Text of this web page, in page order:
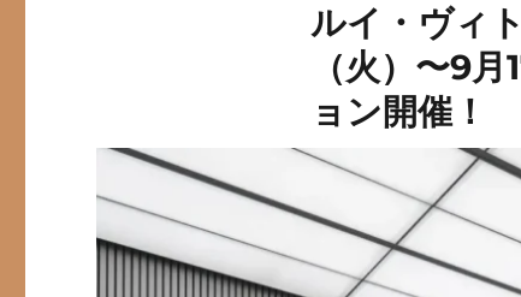
ルイ・ヴィ
（火）〜9
ョン開催！